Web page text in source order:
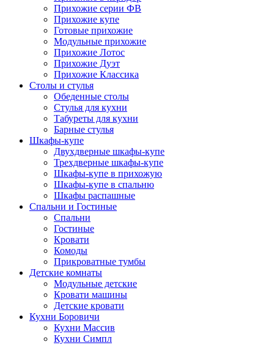
Прихожие серии ФВ
Прихожие купе
Готовые прихожие
Модульные прихожие
Прихожие Лотос
Прихожие Дуэт
Прихожие Классика
Столы и стулья
Обеденные столы
Стулья для кухни
Табуреты для кухни
Барные стулья
Шкафы-купе
Двухдверные шкафы-купе
Трехдверные шкафы-купе
Шкафы-купе в прихожую
Шкафы-купе в спальню
Шкафы распашные
Спальни и Гостиные
Спальни
Гостиные
Кровати
Комоды
Прикроватные тумбы
Детские комнаты
Модульные детские
Кровати машины
Детские кровати
Кухни Боровичи
Кухни Массив
Кухни Симпл